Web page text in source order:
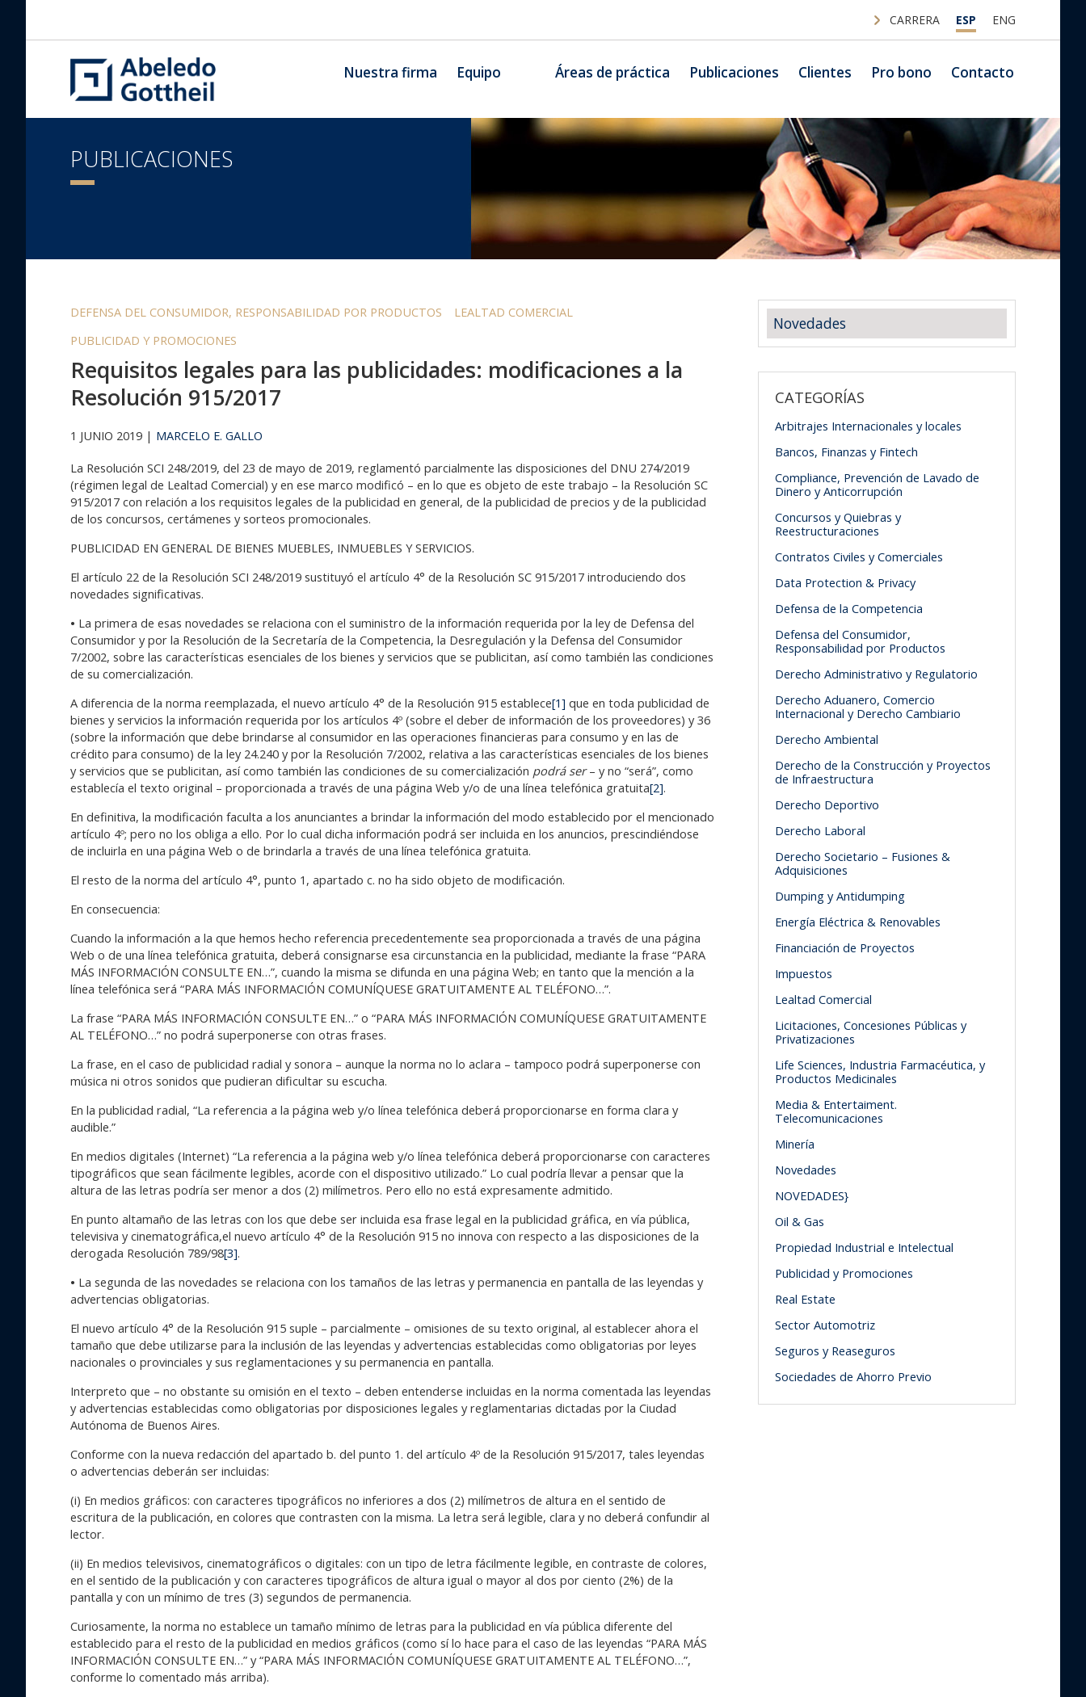
CARRERA ESP ENG
Nuestra firma Equipo Áreas de práctica Publicaciones Clientes Pro bono Contacto
PUBLICACIONES
DEFENSA DEL CONSUMIDOR, RESPONSABILIDAD POR PRODUCTOS
LEALTAD COMERCIAL
PUBLICIDAD Y PROMOCIONES
Requisitos legales para las publicidades: modificaciones a la
Resolución 915/2017
1 JUNIO 2019 | MARCELO E. GALLO
La Resolución SCI 248/2019, del 23 de mayo de 2019, reglamentó parcialmente las disposiciones del DNU 274/2019
(régimen legal de Lealtad Comercial) y en ese marco modificó – en lo que es objeto de este trabajo – la Resolución SC
915/2017 con relación a los requisitos legales de la publicidad en general, de la publicidad de precios y de la publicidad
de los concursos, certámenes y sorteos promocionales.
PUBLICIDAD EN GENERAL DE BIENES MUEBLES, INMUEBLES Y SERVICIOS.
El artículo 22 de la Resolución SCI 248/2019 sustituyó el artículo 4° de la Resolución SC 915/2017 introduciendo dos
novedades significativas.
• La primera de esas novedades se relaciona con el suministro de la información requerida por la ley de Defensa del
Consumidor y por la Resolución de la Secretaría de la Competencia, la Desregulación y la Defensa del Consumidor
7/2002, sobre las características esenciales de los bienes y servicios que se publicitan, así como también las condiciones
de su comercialización.
A diferencia de la norma reemplazada, el nuevo artículo 4° de la Resolución 915 establece[1] que en toda publicidad de
bienes y servicios la información requerida por los artículos 4º (sobre el deber de información de los proveedores) y 36
(sobre la información que debe brindarse al consumidor en las operaciones financieras para consumo y en las de
crédito para consumo) de la ley 24.240 y por la Resolución 7/2002, relativa a las características esenciales de los bienes
y servicios que se publicitan, así como también las condiciones de su comercialización podrá ser– y no “será”, como
establecía el texto original – proporcionada a través de una página Web y/o de una línea telefónica gratuita[2].
En definitiva, la modificación faculta a los anunciantes a brindar la información del modo establecido por el mencionado
artículo 4º; pero no los obliga a ello. Por lo cual dicha información podrá ser incluida en los anuncios, prescindiéndose
de incluirla en una página Web o de brindarla a través de una línea telefónica gratuita.
El resto de la norma del artículo 4°, punto 1, apartado c. no ha sido objeto de modificación.
En consecuencia:
Cuando la información a la que hemos hecho referencia precedentemente sea proporcionada a través de una página
Web o de una línea telefónica gratuita, deberá consignarse esa circunstancia en la publicidad, mediante la frase “PARA
MÁS INFORMACIÓN CONSULTE EN…”, cuando la misma se difunda en una página Web; en tanto que la mención a la
línea telefónica será “PARA MÁS INFORMACIÓN COMUNÍQUESE GRATUITAMENTE AL TELÉFONO…”.
La frase “PARA MÁS INFORMACIÓN CONSULTE EN…” o “PARA MÁS INFORMACIÓN COMUNÍQUESE GRATUITAMENTE
AL TELÉFONO…” no podrá superponerse con otras frases.
La frase, en el caso de publicidad radial y sonora – aunque la norma no lo aclara – tampoco podrá superponerse con
música ni otros sonidos que pudieran dificultar su escucha.
En la publicidad radial, “La referencia a la página web y/o línea telefónica deberá proporcionarse en forma clara y
audible.”
En medios digitales (Internet) “La referencia a la página web y/o línea telefónica deberá proporcionarse con caracteres
tipográficos que sean fácilmente legibles, acorde con el dispositivo utilizado.” Lo cual podría llevar a pensar que la
altura de las letras podría ser menor a dos (2) milímetros. Pero ello no está expresamente admitido.
En punto altamaño de las letras con los que debe ser incluida esa frase legal en la publicidad gráfica, en vía pública,
televisiva y cinematográfica,el nuevo artículo 4° de la Resolución 915 no innova con respecto a las disposiciones de la
derogada Resolución 789/98[3].
• La segunda de las novedades se relaciona con los tamaños de las letras y permanencia en pantalla de las leyendas y
advertencias obligatorias.
El nuevo artículo 4° de la Resolución 915 suple – parcialmente – omisiones de su texto original, al establecer ahora el
tamaño que debe utilizarse para la inclusión de las leyendas y advertencias establecidas como obligatorias por leyes
nacionales o provinciales y sus reglamentaciones y su permanencia en pantalla.
Interpreto que – no obstante su omisión en el texto – deben entenderse incluidas en la norma comentada las leyendas
y advertencias establecidas como obligatorias por disposiciones legales y reglamentarias dictadas por la Ciudad
Autónoma de Buenos Aires.
Conforme con la nueva redacción del apartado b. del punto 1. del artículo 4º de la Resolución 915/2017, tales leyendas
o advertencias deberán ser incluidas:
(i) En medios gráficos: con caracteres tipográficos no inferiores a dos (2) milímetros de altura en el sentido de
escritura de la publicación, en colores que contrasten con la misma. La letra será legible, clara y no deberá confundir al
lector.
(ii) En medios televisivos, cinematográficos o digitales: con un tipo de letra fácilmente legible, en contraste de colores,
en el sentido de la publicación y con caracteres tipográficos de altura igual o mayor al dos por ciento (2%) de la
pantalla y con un mínimo de tres (3) segundos de permanencia.
Curiosamente, la norma no establece un tamaño mínimo de letras para la publicidad en vía pública diferente del
establecido para el resto de la publicidad en medios gráficos (como sí lo hace para el caso de las leyendas “PARA MÁS
INFORMACIÓN CONSULTE EN…” y “PARA MÁS INFORMACIÓN COMUNÍQUESE GRATUITAMENTE AL TELÉFONO…”,
conforme lo comentado más arriba).
Novedades
CATEGORÍAS
Arbitrajes Internacionales y locales
Bancos, Finanzas y Fintech
Compliance, Prevención de Lavado de
Dinero y Anticorrupción
Concursos y Quiebras y
Reestructuraciones
Contratos Civiles y Comerciales
Data Protection & Privacy
Defensa de la Competencia
Defensa del Consumidor,
Responsabilidad por Productos
Derecho Administrativo y Regulatorio
Derecho Aduanero, Comercio
Internacional y Derecho Cambiario
Derecho Ambiental
Derecho de la Construcción y Proyectos
de Infraestructura
Derecho Deportivo
Derecho Laboral
Derecho Societario – Fusiones &
Adquisiciones
Dumping y Antidumping
Energía Eléctrica & Renovables
Financiación de Proyectos
Impuestos
Lealtad Comercial
Licitaciones, Concesiones Públicas y
Privatizaciones
Life Sciences, Industria Farmacéutica, y
Productos Medicinales
Media & Entertaiment.
Telecomunicaciones
Minería
Novedades
NOVEDADES}
Oil & Gas
Propiedad Industrial e Intelectual
Publicidad y Promociones
Real Estate
Sector Automotriz
Seguros y Reaseguros
Sociedades de Ahorro Previo